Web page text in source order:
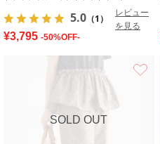
5.0 （1）
レビュー
を見る
¥3,795 -50%OFF-
SOLD OUT